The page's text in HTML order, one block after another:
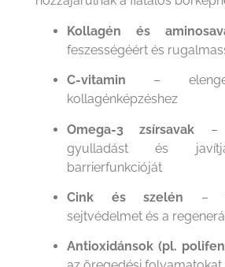
Kollagén és
feszességéért és
C-vitamin –
kollagénképzéshez
Omega-3 zsírsavak –
gyulladást és
barrierfunkcióját
Cink és szelén –
sejtvédelmet és a
Antioxidánsok (pl.